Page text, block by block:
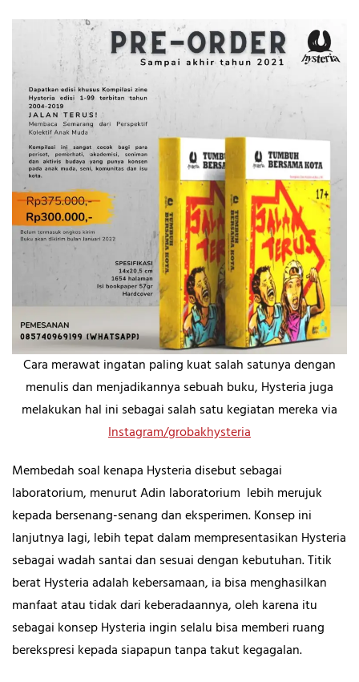
Cara merawat ingatan paling kuat salah satunya dengan
menulis dan menjadikannya sebuah buku, Hysteria juga
melakukan hal ini sebagai salah satu kegiatan mereka via
Instagram/grobakhysteria
Membedah soal kenapa Hysteria disebut sebagai
laboratorium, menurut Adin laboratorium lebih merujuk
kepada bersenang-senang dan eksperimen. Konsep ini
lanjutnya lagi, lebih tepat dalam mempresentasikan Hysteria
sebagai wadah santai dan sesuai dengan kebutuhan. Titik
berat Hysteria adalah kebersamaan, ia bisa menghasilkan
manfaat atau tidak dari keberadaannya, oleh karena itu
sebagai konsep Hysteria ingin selalu bisa memberi ruang
berekspresi kepada siapapun tanpa takut kegagalan.